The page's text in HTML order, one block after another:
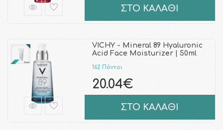
ΣΤΟ ΚΑΛΑΘΙ
VICHY - Mineral 89 Hyaluronic
Acid Face Moisturizer | 50ml
162 Πόντοι
20.04€
ΣΤΟ ΚΑΛΑΘΙ